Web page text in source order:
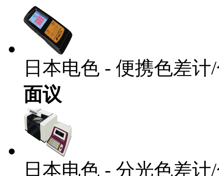
日本电色 - 便携色差计
面议
日本电色 - 分光色差